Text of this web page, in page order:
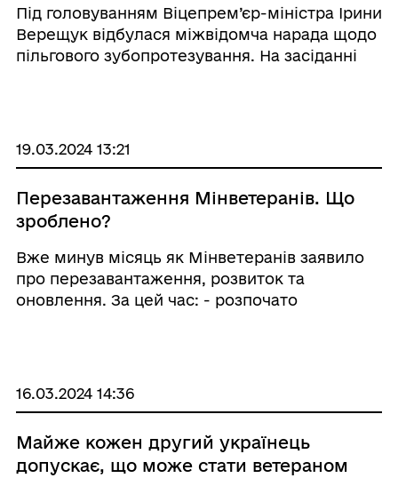
Під головуванням Віцепрем’єр-міністра Ірини
Верещук відбулася міжвідомча нарада щодо
пільгового зубопротезування. На засіданні
19.03.2024 13:21
Перезавантаження Мінветеранів. Що
зроблено?
Вже минув місяць як Мінветеранів заявило
про перезавантаження, розвиток та
оновлення. За цей час: - розпочато
безоплатної пси ...
16.03.2024 14:36
Майже кожен другий українець
допускає, що може стати ветераном